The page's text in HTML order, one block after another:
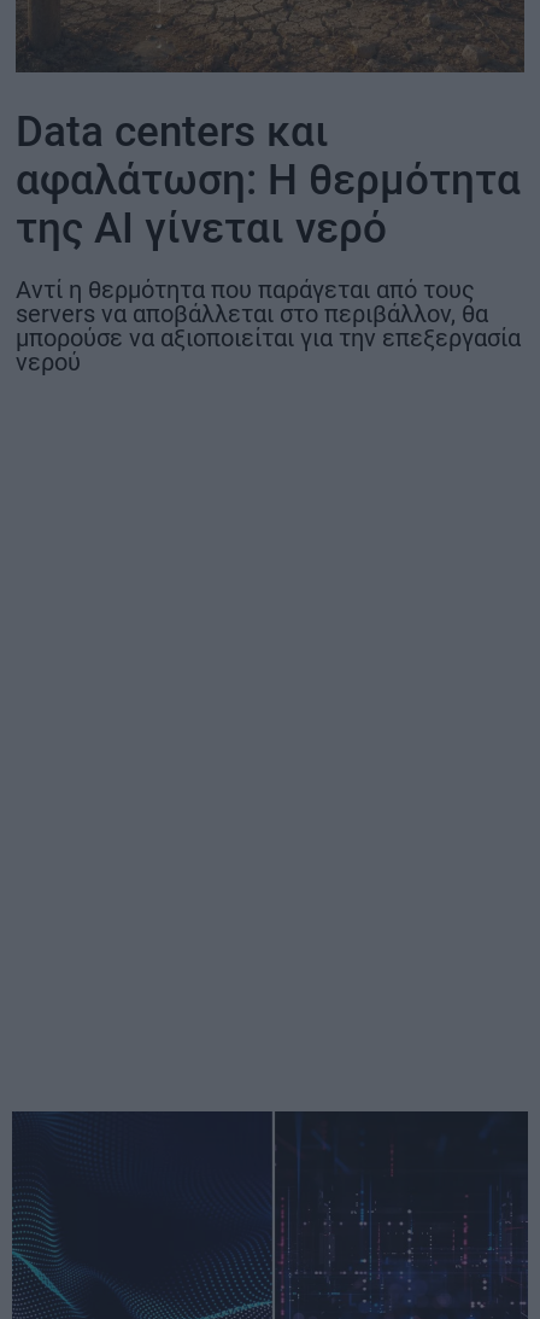
ΟΙΚΟΝΟΜΙΑ - ΕΠΙΧΕΙΡΗΣΕΙΣ
MY PROPERTY
ΚΑΡΑΜΠΟΛΕΣ
ΟΡΟΙ ΧΡΗΣΗΣ
ΕΠΙΚΟΙΝΩΝΙΑ
Data centers και
αφαλάτωση: Η θερμότητα
της AI γίνεται νερό
Αντί η θερμότητα που παράγεται από τους
servers να αποβάλλεται στο περιβάλλον, θα
μπορούσε να αξιοποιείται για την επεξεργασία
νερού